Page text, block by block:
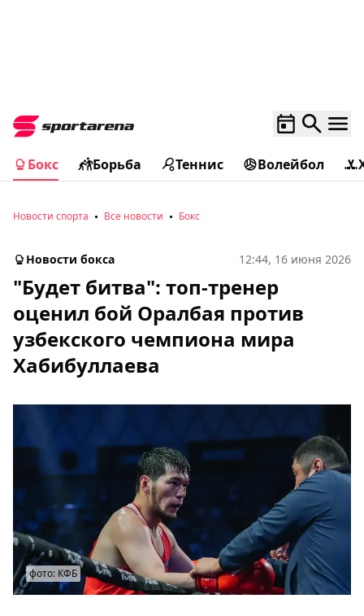
Бокс Борьба Теннис Волейбол
Новости спорта Все новости Бокс
Новости бокса 12:44, 16 июня 2026
"Будет битва": топ-тренер
оценил бой Оралбая против
узбекского чемпиона мира
Хабибуллаева
фото: КФБ